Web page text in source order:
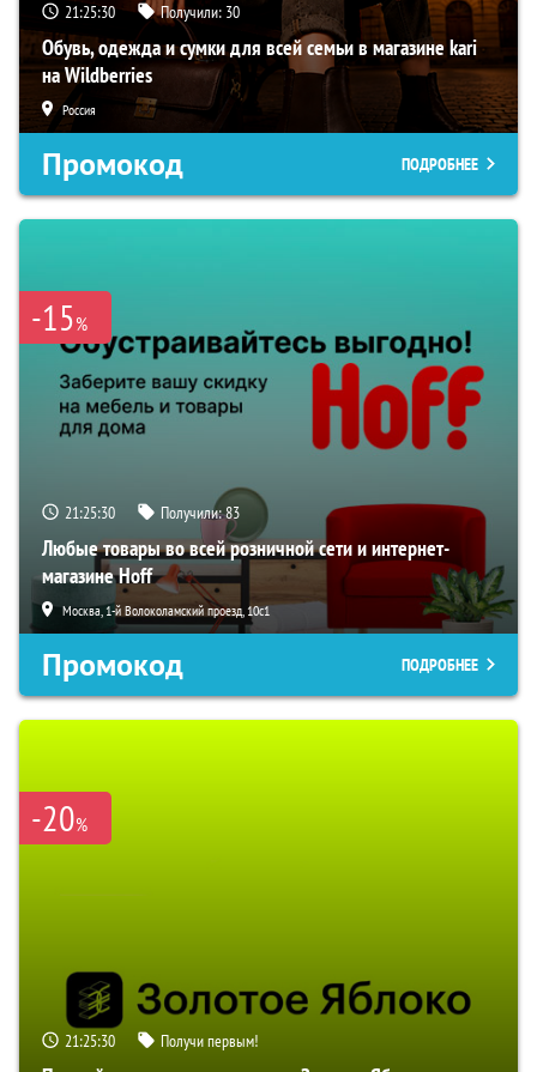
21:25:29 Получили: 30
Обувь, одежда и сумки для всей семьи в магазине kari
на Wildberries
Россия
Промокод ПОДРОБНЕЕ
-15%
21:25:29 Получили:83
Любые товары во всей розничной сети и интернет-
магазине Hoff
Москва, 1-й Волоколамский проезд, 10с1
Промокод ПОДРОБНЕЕ
-20%
21:25:29 Получи первым!